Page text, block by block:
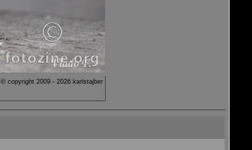
© copyright 2009 - 2026 karlstajber